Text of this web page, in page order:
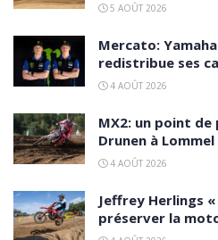
5 AOÛT 2026
Mercato:
redistribue ses
4 AOÛT 2026
MX2: un point
Drunen à Lommel
4 AOÛT 2026
Jeffrey Herlings
préserver la